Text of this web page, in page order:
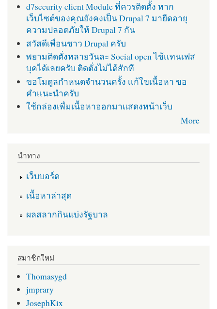
d7security client Module ที่ควรติดตั้ง หาก
เว็บไซต์ของคุณยังคงเป็น Drupal 7 มายืดอายุ
ความปลอดภัยให้ Drupal 7 กัน
สวัสดีเพื่อนชาว Drupal ครับ
พยามติดตั่งหลายวันละ Social open ไช้เเทนเฟส
บุคได้เลยครับ ติดตั่งไม่ได้สักที
ขอโมดูลกำหนดจำนวนครั้ง เเก้ใขเนื้อหา ขอ
คำเเนะนำครับ
ใช้กล่องเพื่มเนื้อหาออกมาแสดงหน้าเว็บ
More
นำทาง
เว็บบอร์ด
เนื้อหาล่าสุด
ผลสลากกินแบ่งรัฐบาล
สมาชิกใหม่
Thomasygd
jmprary
JosephKix